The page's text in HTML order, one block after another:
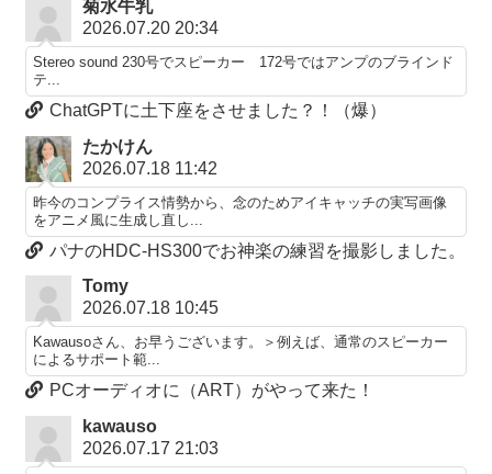
菊水牛乳
2026.07.20 20:34
Stereo sound 230号でスピーカー 172号ではアンプのブラインド
テ...
ChatGPTに土下座をさせました？！（爆）
たかけん
2026.07.18 11:42
昨今のコンプライス情勢から、念のためアイキャッチの実写画像
をアニメ風に生成し直し...
パナのHDC-HS300でお神楽の練習を撮影しました。
Tomy
2026.07.18 10:45
Kawausoさん、お早うございます。＞例えば、通常のスピーカー
によるサポート範...
PCオーディオに（ART）がやって来た！
kawauso
2026.07.17 21:03